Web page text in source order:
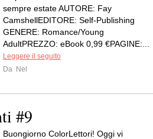
sempre estate AUTORE: Fay
CamshellEDITORE: Self-Publishing
GENERE: Romance/Young
AdultPREZZO: eBook 0,99 €PAGINE:...
Leggere il seguito
Da Nel
#9
Buongiorno ColorLettori! Oggi vi